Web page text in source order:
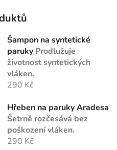
Šampon na syntetické
paruky Prodlužuje
životnost syntetických
vláken.
290 Kč
Hřeben na paruky Aradesa
Šetrně rozčesává bez
poškození vláken.
290 Kč